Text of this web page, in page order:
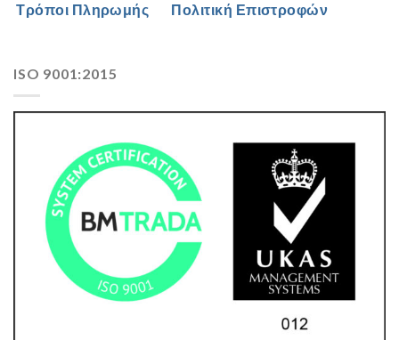
Τρόποι Πληρωμής Πολιτική Επιστροφών
ISO 9001:2015